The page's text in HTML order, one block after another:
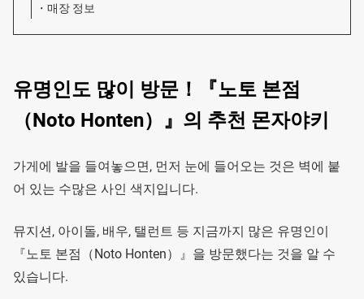
매장 정보
유명인도 많이 방문！『노토 본점
（Noto Honten）』의 추천 몬자야키
가게에 발을 들여놓으면, 먼저 눈에 들어오는 것은 벽에 붙
어 있는 수많은 사인 색지입니다.
뮤지션, 아이돌, 배우, 탤런트 등 지금까지 많은 유명인이
『노토 본점（Noto Honten）』을 방문했다는 것을 알 수
있습니다.